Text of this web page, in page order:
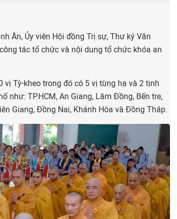
Ân, Ủy viên Hội đồng Trị sự, Thư k‎ý Văn
tác tổ chức và nội dung tổ chức khóa an
Tỳ-kheo trong đó có 5 vị tùng hạ và 2 tịnh
như: TP.HCM, An Giang, Lâm Đồng, Bến tre,
Giang, Đồng Nai, Khánh Hòa và Đồng Tháp.